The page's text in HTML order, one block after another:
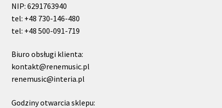
NIP: 6291763940
tel: +48 730-146-480
tel: +48 500-091-719
Biuro obsługi klienta:
kontakt@renemusic.pl
renemusic@interia.pl
Godziny otwarcia sklepu: